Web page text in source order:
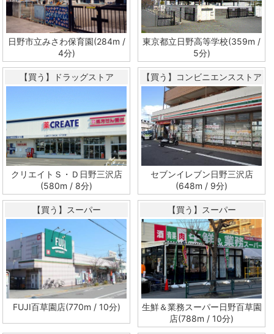
日野市立みさわ保育園(284m /
4分)
東京都立日野高等学校(359m /
5分)
【買う】ドラッグストア
クリエイトＳ・Ｄ日野三沢店
(580m / 8分)
【買う】コンビニエンスストア
セブンイレブン日野三沢店
(648m / 9分)
【買う】スーパー
FUJI百草園店(770m / 10分)
【買う】スーパー
生鮮＆業務スーパー日野百草園
店(788m / 10分)